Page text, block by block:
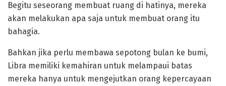
Begitu seseorang membuat ruang di hatinya, mereka
akan melakukan apa saja untuk membuat orang itu
bahagia.
Bahkan jika perlu membawa sepotong bulan ke bumi,
Libra memiliki kemahiran untuk melampaui batas
mereka hanya untuk mengejutkan orang kepercayaan